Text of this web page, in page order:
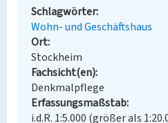
Schlagwörter
Wohn- und Geschäftshaus
Ort
Stockheim
Fachsicht(en)
Denkmalpflege
Erfassungsmaßstab
i.d.R. 1:5.000 (größer als